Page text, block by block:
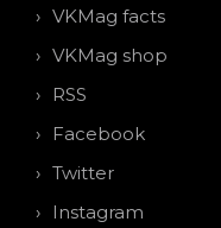
VKMag facts
VKMag shop
RSS
Facebook
Twitter
Instagram